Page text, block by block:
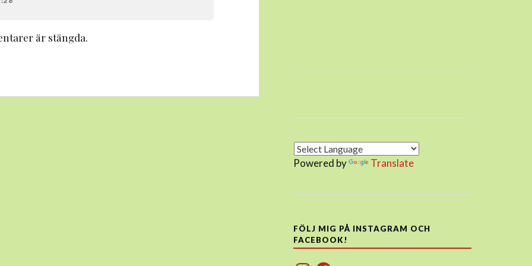
är stängda.
Powered by Translate
FÖLJ MIG PÅ INSTAGRAM OCH
FACEBOOK!